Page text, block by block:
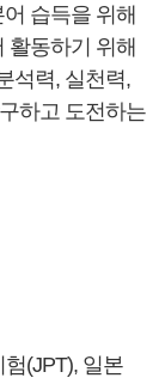
습득을 위해
활동하기 위해
석력, 실천력,
하고 도전하는
(JPT), 일본